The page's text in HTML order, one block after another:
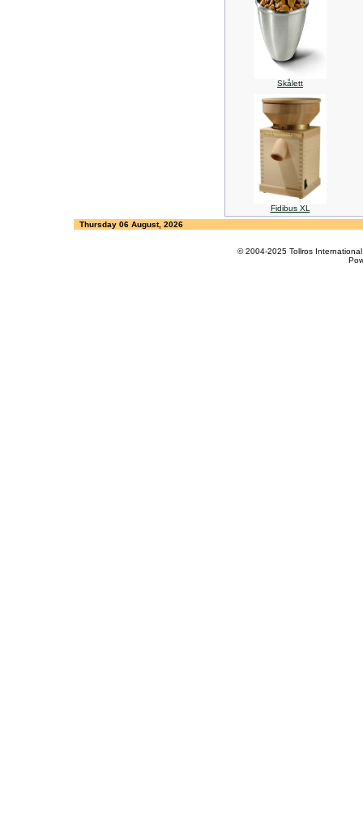
Skålett
Fidibus XL
Thursday 06 August, 2026
© 2004-2025 Tollros